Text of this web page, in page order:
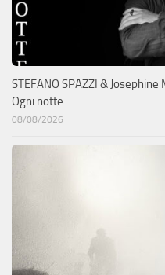
STEFANO SPAZZI &
Ogni notte
08/08/2026